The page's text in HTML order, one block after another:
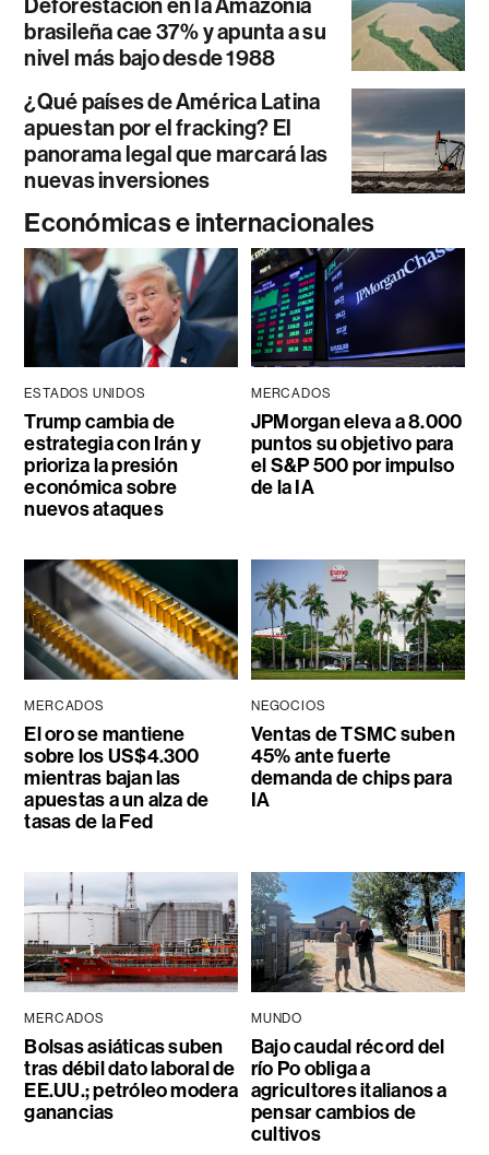
brasileña cae 37% y apunta a su
nivel más bajo desde 1988
¿Qué países de América Latina
apuestan por el fracking? El
panorama legal que marcará las
nuevas inversiones
Económicas e internacionales
ESTADOS UNIDOS
Trump cambia de
estrategia con Irán y
prioriza la presión
económica sobre
nuevos ataques
MERCADOS
JPMorgan eleva a 8.000
puntos su objetivo para
el S&P 500 por impulso
de la IA
MERCADOS
El oro se mantiene
sobre los US$4.300
mientras bajan las
apuestas a un alza de
tasas de la Fed
NEGOCIOS
Ventas de TSMC suben
45% ante fuerte
demanda de chips para
IA
MERCADOS
Bolsas asiáticas suben
tras débil dato laboral de
EE.UU.; petróleo modera
ganancias
MUNDO
Bajo caudal récord del
río Po obliga a
agricultores italianos a
pensar cambios de
cultivos